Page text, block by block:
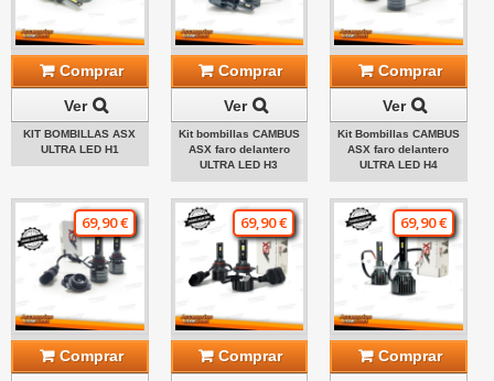
Comprar
Ver
KIT BOMBILLAS ASX
ULTRA LED H1
Comprar
Ver
Kit bombillas CAMBUS
ASX faro delantero
ULTRA LED H3
Comprar
Ver
Kit Bombillas CAMBUS
ASX faro delantero
ULTRA LED H4
69,90 €
Comprar
69,90 €
Comprar
69,90 €
Comprar